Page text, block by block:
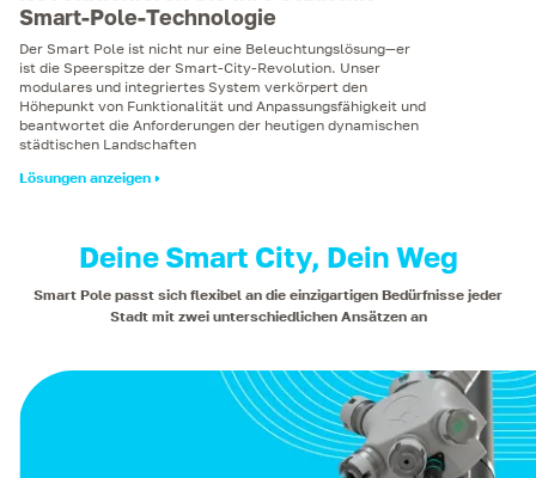
Smart-Pole-Technologie
Der Smart Pole ist nicht nur eine Beleuchtungslösung—er
ist die Speerspitze der Smart-City-Revolution. Unser
modulares und integriertes System verkörpert den
Höhepunkt von Funktionalität und Anpassungsfähigkeit und
beantwortet die Anforderungen der heutigen dynamischen
städtischen Landschaften
Lösungen anzeigen
Deine Smart City, Dein Weg
Smart Pole passt sich flexibel an die einzigartigen Bedürfnisse jeder
Stadt mit zwei unterschiedlichen Ansätzen an